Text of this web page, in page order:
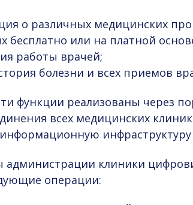
о различных медицинских
бесплатно или на платной
работы врачей;
болезни и всех приемов
функции реализованы через
всех медицинских
инфраструктуру
администрации клиники
операции: